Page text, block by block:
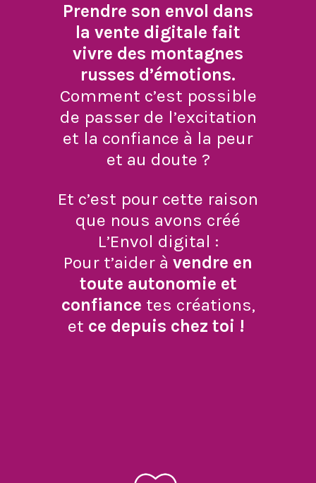
Prendre son envol dans
la vente digitale fait
vivre des montagnes
russes d’émotions.
Comment c’est possible
de passer de l’excitation
et la confiance à la peur
et au doute ?
Et c’est pour cette raison
que nous avons créé
L’Envol digital :
Pour t’aider à vendre en
toute autonomie et
confiance tes créations,
et ce depuis chez toi !